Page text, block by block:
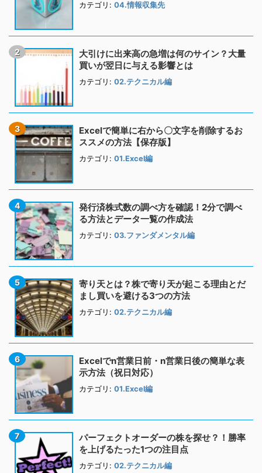
カテゴリ: 04.情報収集先
大引けに出来高の急増は何のサイン？大量
買いが翌日に与える影響とは
カテゴリ: 02.テクニカル編
Excelで簡単に右から〇文字を削除するお
ススメの方法【保存版】
カテゴリ: 01.Excel編
発行済株式数の調べ方を確認！2分で調べ
る方法とデータ一覧の作成法
カテゴリ: 03.ファンダメンタル編
寄り天とは？株で寄り天が起こる理由とだ
まし買いを避ける3つの方法
カテゴリ: 02.テクニカル編
Excelでn営業日前・n営業日後の簡単な表
示方法（祝日対応）
カテゴリ: 01.Excel編
パーフェクトオーダーの株を探せ？！勝率
を上げるたった1つの注目点
カテゴリ: 02.テクニカル編